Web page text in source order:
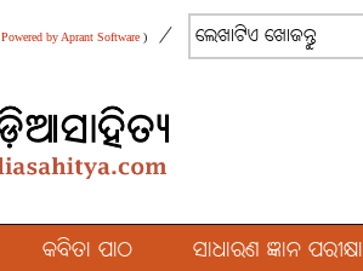
Powered by Aprant Software) /
କବିତା ପାଠ ସାଧାରଣ ଜ୍ଞାନ ପରୀକ୍ଷା